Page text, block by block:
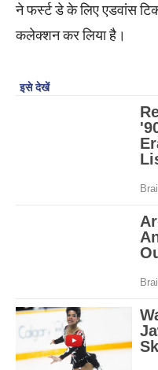
ने फर्स्ट डे के लिए एडवांस
कलेक्शन कर लिया है।